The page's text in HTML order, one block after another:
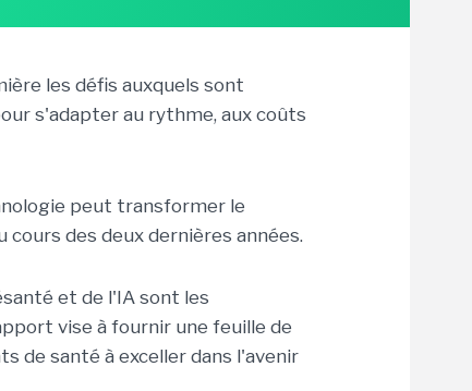
les défis auxquels sont
s'adapter au rythme, aux coûts
peut transformer le
des deux dernières années.
et de l'IA sont les
vise à fournir une feuille de
de santé à exceller dans l'avenir